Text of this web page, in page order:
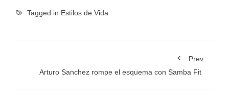
Tagged in Estilos de Vida
Prev
Arturo Sanchez rompe el esquema con Samba Fit